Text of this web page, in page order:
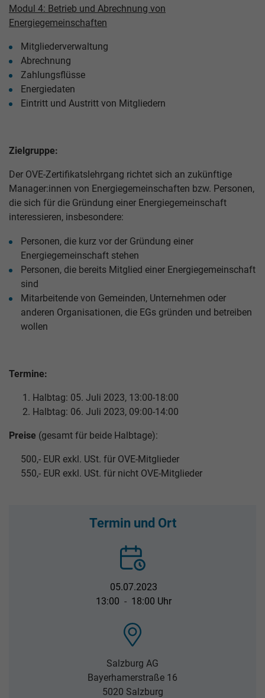
Modul 4: Betrieb und Abrechnung von
Energiegemeinschaften
Mitgliederverwaltung
Abrechnung
Zahlungsflüsse
Energiedaten
Eintritt und Austritt von Mitgliedern
Zielgruppe:
Der OVE-Zertifikatslehrgang richtet sich an zukünftige
Manager:innen von Energiegemeinschaften bzw. Personen,
die sich für die Gründung einer Energiegemeinschaft
interessieren, insbesondere:
Personen, die kurz vor der Gründung einer
Energiegemeinschaft stehen
Personen, die bereits Mitglied einer Energiegemeinschaft
sind
Mitarbeitende von Gemeinden, Unternehmen oder
anderen Organisationen, die EGs gründen und betreiben
wollen
Termine:
Halbtag: 05. Juli 2023, 13:00-18:00
Halbtag: 06. Juli 2023, 09:00-14:00
Preise (gesamt für beide Halbtage):
500,- EUR exkl. USt. für OVE-Mitglieder
550,- EUR exkl. USt. für nicht OVE-Mitglieder
Termin und Ort
05.07.2023
13:00 - 18:00 Uhr
Salzburg AG
Bayerhamerstraße 16
5020 Salzburg